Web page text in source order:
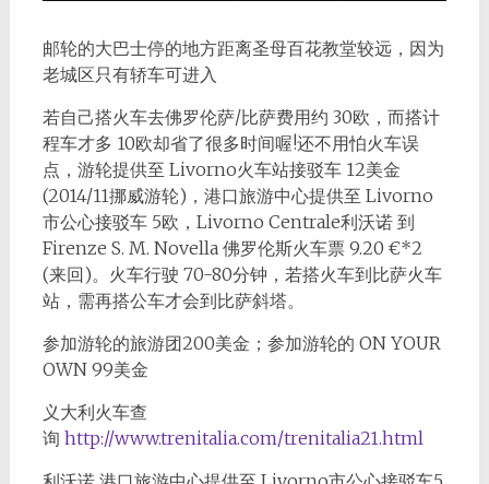
邮轮的大巴士停的地方距离圣母百花教堂较远，因为
老城区只有轿车可进入
若自己搭火车去佛罗伦萨/比萨费用约 30欧，而搭计
程车才多 10欧却省了很多时间喔!还不用怕火车误
点，游轮提供至 Livorno火车站接驳车 12美金
(2014/11挪威游轮)，港口旅游中心提供至 Livorno
市公心接驳车 5欧，Livorno Centrale利沃诺 到
Firenze S. M. Novella 佛罗伦斯火车票 9.20 €*2
(来回)。火车行驶 70-80分钟，若搭火车到比萨火车
站，需再搭公车才会到比萨斜塔。
参加游轮的旅游团200美金；参加游轮的 ON YOUR
OWN 99美金
义大利火车查
询 http://www.trenitalia.com/trenitalia21.html